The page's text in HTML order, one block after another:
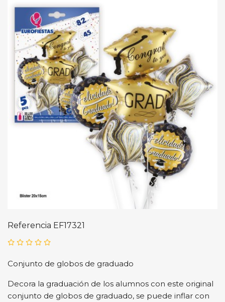
Referencia EF17321
Conjunto de globos de graduado
Decora la graduación de los alumnos con este original
conjunto de globos de graduado, se puede inflar con